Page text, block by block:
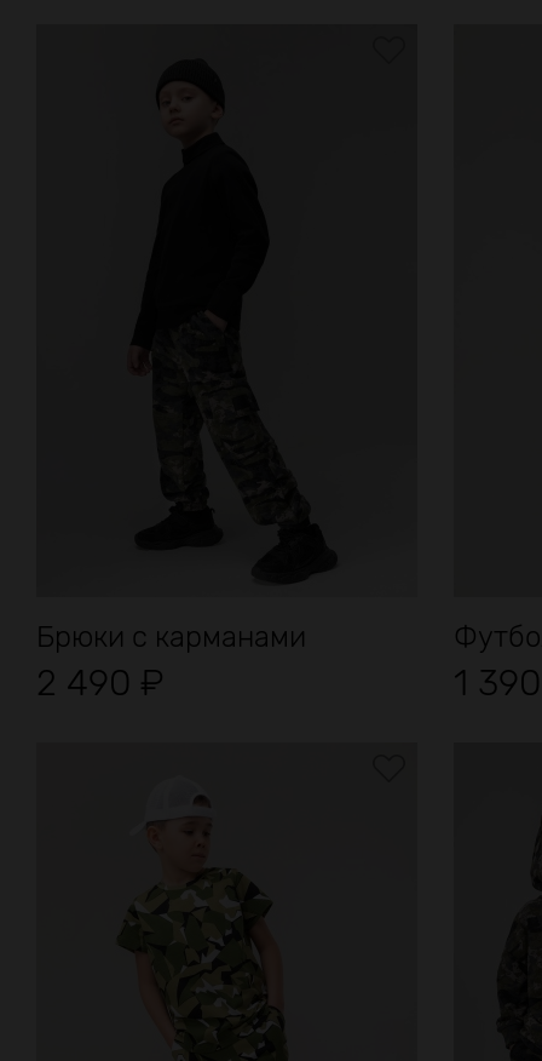
Брюки с карманами
2 490 ₽ 1